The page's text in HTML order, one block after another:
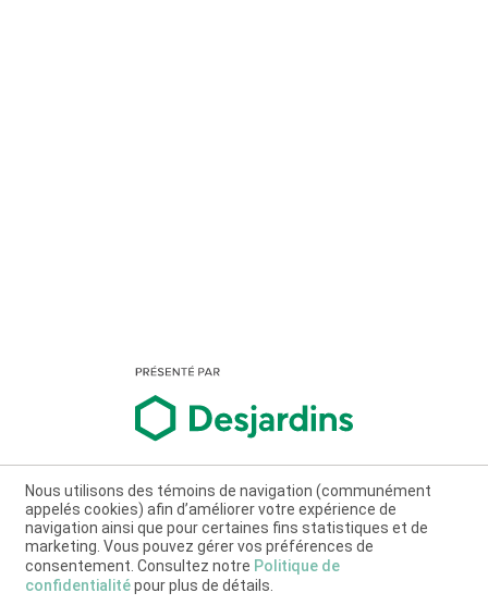
Nous utilisons des témoins de navigation (communément
appelés cookies) afin d’améliorer votre expérience de
navigation ainsi que pour certaines fins statistiques et de
marketing. Vous pouvez gérer vos préférences de
consentement. Consultez notre Politique de
confidentialitépour plus de détails.